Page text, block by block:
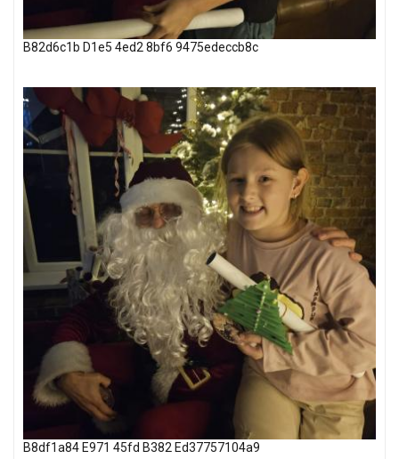
B82d6c1b D1e5 4ed2 8bf6 9475edeccb8c
B8df1a84 E971 45fd B382 Ed37757104a9